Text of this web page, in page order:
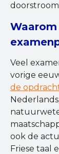
Veel
vorige
de
ook de
Friese taal